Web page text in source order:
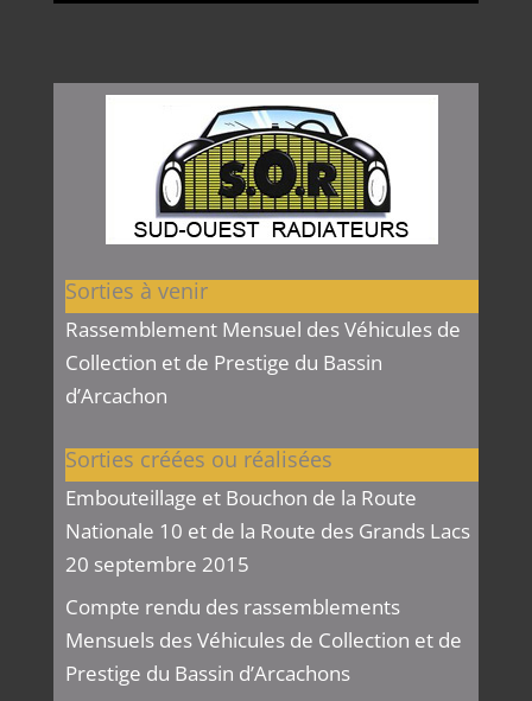
Sorties à venir
Rassemblement Mensuel des Véhicules de
Collection et de Prestige du Bassin
d’Arcachon
Sorties créées ou réalisées
Embouteillage et Bouchon de la Route
Nationale 10 et de la Route des Grands Lacs
20 septembre 2015
Compte rendu des rassemblements
Mensuels des Véhicules de Collection et de
Prestige du Bassin d’Arcachons